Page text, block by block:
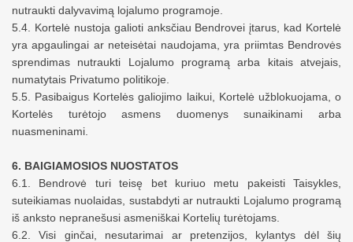
nutraukti dalyvavimą lojalumo programoje.
5.4. Kortelė nustoja galioti anksčiau Bendrovei įtarus , kad Kortelė
yra apgaulingai ar neteisėtai naudojama,yra priimtasBendrovės
sprendimas nutraukti Lojalumo programą arba kitais atvejais,
numatytais Privatumo politikoje.
5.5. Pasibaigus Kortelės galiojimo laikui, Kortelė užblokuojama, o
Kortelės turėtojo asmens duomenys sunaikinami arba
nuasmeninami.
6. BAIGIAMOSIOS NUOSTATOS
6.1. Bendrovė turi teisę bet kuriuo metu pakeisti Taisykles,
suteikiamas nuolaidas, sustabdyti ar nutraukti Lojalumo programą
iš anksto nepranešusi asmeniškai Kortelių turėtojams.
6.2. Visi ginčai, nesutarimai ar pretenzijos, kylantys dėl šių